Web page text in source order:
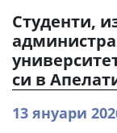
Студенти,
си в
13 януари